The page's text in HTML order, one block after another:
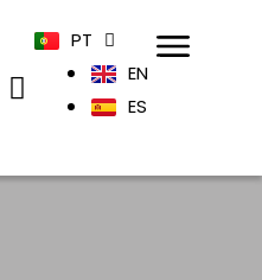
PT
EN
ES